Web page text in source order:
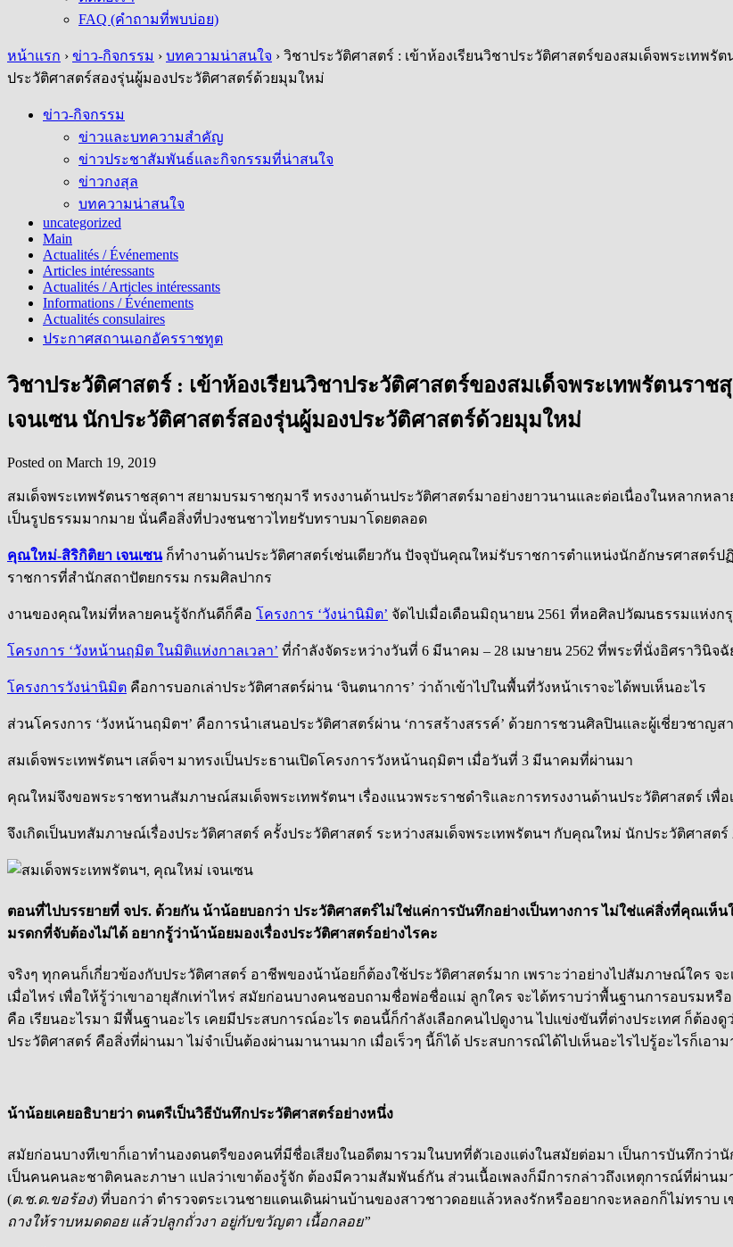
FAQ (คำถามที่พบบ่อย)
หน้าแรก › ข่าว-กิจกรรม › บทความน่าสนใจ › วิชาประวัติศาสตร์ : เข้าห้องเรียนวิชาประวัติศาสตร์ของสมเด็จพระเทพ
ประวัติศาสตร์สองรุ่นผู้มองประวัติศาสตร์ด้วยมุมใหม่
ข่าว-กิจกรรม
ข่าวและบทความสำคัญ
ข่าวประชาสัมพันธ์และกิจกรรมที่น่าสนใจ
ข่าวกงสุล
บทความน่าสนใจ
uncategorized
Main
Actualités / Événements
Articles intéressants
Actualités / Articles intéressants
Informations / Événements
Actualités consulaires
ประกาศสถานเอกอัครราชทูต
วิชาประวัติศาสตร์ : เข้าห้องเรียนวิชาประวัติศาสตร์ของสมเด็จพระเทพรัตนร
เจนเซน นักประวัติศาสตร์สองรุ่นผู้มองประวัติศาสตร์ด้วยมุมใหม่
Posted on March 19, 2019
สมเด็จพระเทพรัตนราชสุดาฯ สยามบรมราชกุมารี ทรงงานด้านประวัติศาสตร์มาอย่างยาวนานและต่อเนื่องในหลากห
เป็นรูปธรรมมากมาย นั่นคือสิ่งที่ปวงชนชาวไทยรับทราบมาโดยตลอด
คุณใหม่-สิริกิติยา เจนเซนก็ทำงานด้านประวัติศาสตร์เช่นเดียวกัน ปัจจุบันคุณใหม่รับราชการตำแหน่งนักอักษรศาสตร์
ราชการที่สำนักสถาปัตยกรรม กรมศิลปากร
งานของคุณใหม่ที่หลายคนรู้จักกันดีก็คือ โครงการ ‘วังน่านิมิต’ จัดไปเมื่อเดือนมิถุนายน 2561 ที่หอศิลปวัฒนธรรมแห่งก
โครงการ ‘วังหน้านฤมิต ในมิติแห่งกาลเวลา’ ที่กำลังจัดระหว่างวันที่ 6 มีนาคม – 28 เมษายน 2562 ที่พระที่นั่งอิศราวินิ
โครงการวังน่านิมิต คือการบอกเล่าประวัติศาสตร์ผ่าน ‘จินตนาการ’ ว่าถ้าเข้าไปในพื้นที่วังหน้าเราจะได้พบเห็นอะไร
ส่วนโครงการ ‘วังหน้านฤมิตฯ’ คือการนำเสนอประวัติศาสตร์ผ่าน ‘การสร้างสรรค์’ ด้วยการชวนศิลปินและผู้เชี่ยวชาญ
สมเด็จพระเทพรัตนฯ เสด็จฯ มาทรงเป็นประธานเปิดโครงการวังหน้านฤมิตฯ เมื่อวันที่ 3 มีนาคมที่ผ่านมา
คุณใหม่จึงขอพระราชทานสัมภาษณ์สมเด็จพระเทพรัตนฯ เรื่องแนวพระราชดำริและการทรงงานด้านประวัติศาสตร์ เพื่
จึงเกิดเป็นบทสัมภาษณ์เรื่องประวัติศาสตร์ ครั้งประวัติศาสตร์ ระหว่างสมเด็จพระเทพรัตนฯ กับคุณใหม่ นักประวัติศาสต
ตอนที่ไปบรรยายที่ จปร. ด้วยกัน น้าน้อยบอกว่า ประวัติศาสตร์ไม่ใช่แค่การบันทึกอย่างเป็นทางการ ไม่ใช่แค่สิ่งที่คุณเห็
มรดกที่จับต้องไม่ได้ อยากรู้ว่าน้าน้อยมองเรื่องประวัติศาสตร์อย่างไรคะ
จริงๆ ทุกคนก็เกี่ยวข้องกับประวัติศาสตร์ อาชีพของน้าน้อยก็ต้องใช้ประวัติศาสตร์มาก เพราะว่าอย่างไปสัมภาษณ์ใคร จะ
เมื่อไหร่ เพื่อให้รู้ว่าเขาอายุสักเท่าไหร่ สมัยก่อนบางคนชอบถามชื่อพ่อชื่อแม่ ลูกใคร จะได้ทราบว่าพื้นฐานการอบรมห
คือ เรียนอะไรมา มีพื้นฐานอะไร เคยมีประสบการณ์อะไร ตอนนี้ก็กำลังเลือกคนไปดูงาน ไปแข่งขันที่ต่างประเทศ ก็ต้อง
ประวัติศาสตร์ คือสิ่งที่ผ่านมา ไม่จำเป็นต้องผ่านมานานมาก เมื่อเร็วๆ นี้ก็ได้ ประสบการณ์ได้ไปเห็นอะไรไปรู้อะไรก็เอา
น้าน้อยเคยอธิบายว่า ดนตรีเป็นวิธีบันทึกประวัติศาสตร์อย่างหนึ่ง
สมัยก่อนบางทีเขาก็เอาทำนองดนตรีของคนที่มีชื่อเสียงในอดีตมารวมในบทที่ตัวเองแต่งในสมัยต่อมา เป็นการบันทึก
เป็นคนคนละชาติคนละภาษา แปลว่าเขาต้องรู้จัก ต้องมีความสัมพันธ์กัน ส่วนเนื้อเพลงก็มีการกล่าวถึงเหตุการณ์ที่ผ่านม
(ต.ช.ด.ขอร้อง) ที่บอกว่า ตำรวจตระเวนชายแดนเดินผ่านบ้านของสาวชาวดอยแล้วหลงรักหรืออยากจะหลอกก็ไม่ทราบ เ
ถางให้ราบหมดดอย แล้วปลูกถั่วงา อยู่กับขวัญตา เนื้อกลอย”